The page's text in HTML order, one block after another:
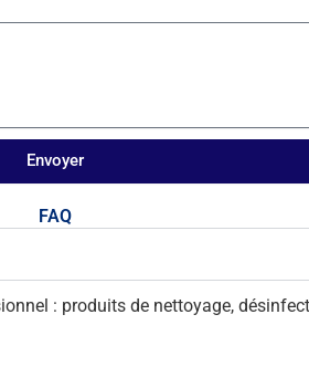
Envoyer
FAQ
: produits de nettoyage,